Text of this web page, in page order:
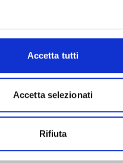
Accetta tutti
Accetta selezionati
Rifiuta